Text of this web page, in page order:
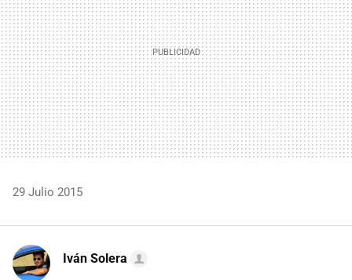
29 Julio 2015
Iván Solera